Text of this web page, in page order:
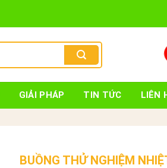
GIẢI PHÁP TIN TỨC LIÊN
BUỒNG THỬ NGHIỆM